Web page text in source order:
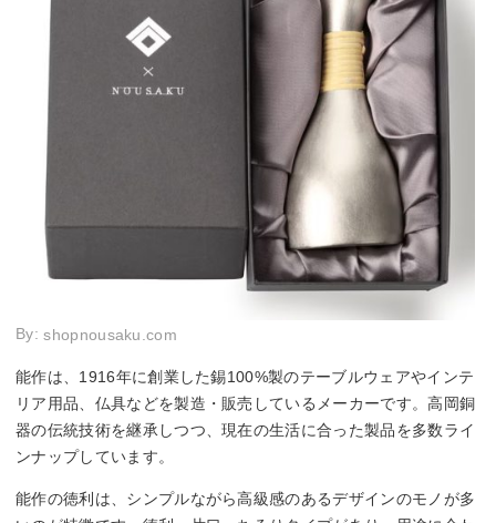
By: shopnousaku.com
能作は、1916年に創業した錫100%製のテーブルウェアやインテ
リア用品、仏具などを製造・販売しているメーカーです。高岡銅
器の伝統技術を継承しつつ、現在の生活に合った製品を多数ライ
ンナップしています。
能作の徳利は、シンプルながら高級感のあるデザインのモノが多